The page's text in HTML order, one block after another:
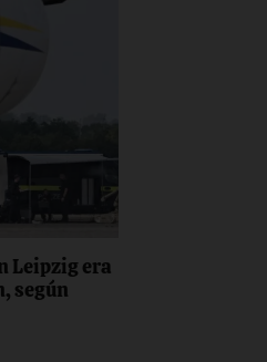
Leipzig era
según